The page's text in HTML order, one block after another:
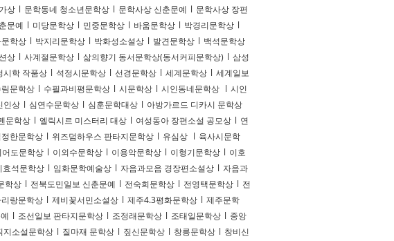
상 l 문학동네 청소년문학상 l 문학사상 신춘문예 l 문학사상 장편
문예 l 미당문학상 l 민중문학상 l 바움문학상 l 박경리문학상 l
학상 l 박지리문학상 l 박화성소설상 l 발견문학상 l 백석문학상
상 l 사계절문학상 l 삶의향기 동서문학상(동서커피문학상) l 삼성
시학 작품상 l 석정시문학상 l 선경문학상 l 세계문학상 l 세계일보
림문학상 l 수필과비평문학상 l 시문학상 l 시인동네문학상 l 시인
인상 l 심연수문학상 l 심훈문학대상 l 아방가르드 디카시 문학상
문학상 l 엘릭시르 미스터리 대상 l 여성동아 장편소설 공모상 l 연
한문학상 l 위즈덤하우스 판타지문학상 l 유심상 l 육사시문학
어도문학상 l 이외수문학상 l 이용악문학상 l 이형기문학상 l 이호
효석문학상 l 임화문학예술상 l 자음과모음 경장편소설상 l 자음과
학상 l 전북도민일보 신춘문예 l 전숙희문학상 l 전영택문학상 l 전
랑문학상 l 제비꽃서민소설상 l 제주4.3평화문학상 l 제주문학
l 조선일보 판타지문학상 l 조정래문학상 l 조태일문학상 l 중앙
지소설문학상 l 질마재 문학상 l 짚신문학상 l 창릉문학상 l 창비신